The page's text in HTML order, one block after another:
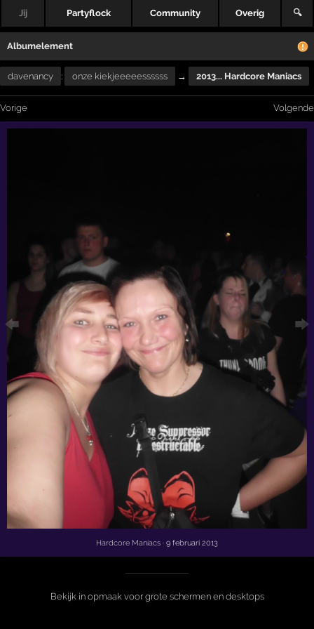
Jij Partyflock Community Overig 🔍
Albumelement
davenancy : onze kiekjeeeeessssss → 2013... Hardcore Maniacs
Vorige Volgende
Hardcore Maniacs · 9 februari 2013
Bekijk in opmaak voor grote schermen en desktops